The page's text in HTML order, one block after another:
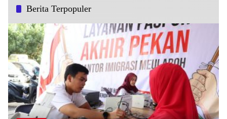
Berita Terpopuler